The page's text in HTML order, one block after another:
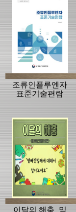
조류인플루엔자
표준기술편람
이달의 해충_밑